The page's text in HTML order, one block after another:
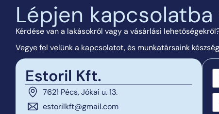
Lépjen kapcsolatba
Kérdése van a lakásokról vagy a vásárlási
Vegye fel velünk a kapcsolatot, és munkatársaink
Estoril Kft.
7621 Pécs, Jókai u. 13.
estorilkft@gmail.com